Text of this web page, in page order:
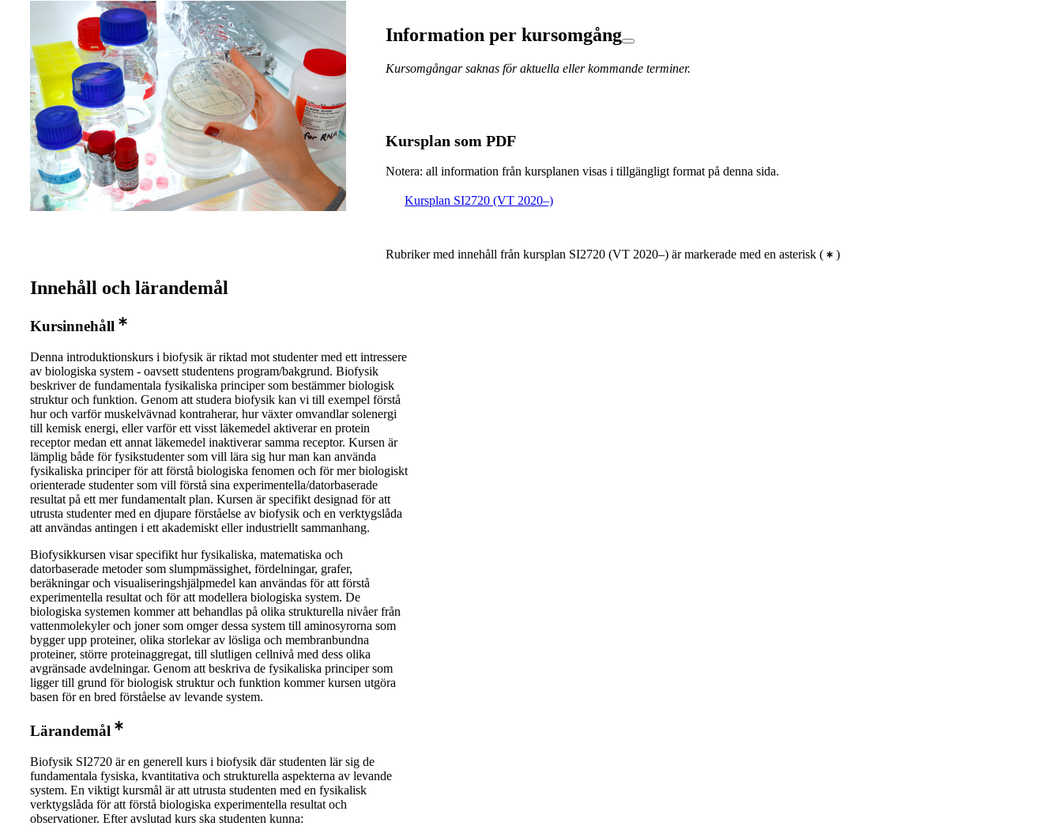
Information per kursomgång
Kursomgångar saknas för aktuella eller kommande terminer.
Kursplan som PDF
Notera: all information från kursplanen visas i tillgängligt format på denna sida.
Kursplan SI2720 (VT 2020–)
Rubriker med innehåll från kursplan SI2720 (VT 2020–) är markerade med en asterisk ( )
Innehåll och lärandemål
Kursinnehåll
Denna introduktionskurs i biofysik är riktad mot studenter med ett intressere
av biologiska system - oavsett studentens program/bakgrund. Biofysik
beskriver de fundamentala fysikaliska principer som bestämmer biologisk
struktur och funktion. Genom att studera biofysik kan vi till exempel förstå
hur och varför muskelvävnad kontraherar, hur växter omvandlar solenergi
till kemisk energi, eller varför ett visst läkemedel aktiverar en protein
receptor medan ett annat läkemedel inaktiverar samma receptor. Kursen är
lämplig både för fysikstudenter som vill lära sig hur man kan använda
fysikaliska principer för att förstå biologiska fenomen och för mer biologiskt
orienterade studenter som vill förstå sina experimentella/datorbaserade
resultat på ett mer fundamentalt plan. Kursen är specifikt designad för att
utrusta studenter med en djupare förståelse av biofysik och en verktygslåda
att användas antingen i ett akademiskt eller industriellt sammanhang.
Biofysikkursen visar specifikt hur fysikaliska, matematiska och
datorbaserade metoder som slumpmässighet, fördelningar, grafer,
beräkningar och visualiseringshjälpmedel kan användas för att förstå
experimentella resultat och för att modellera biologiska system. De
biologiska systemen kommer att behandlas på olika strukturella nivåer från
vattenmolekyler och joner som omger dessa system till aminosyrorna som
bygger upp proteiner, olika storlekar av lösliga och membranbundna
proteiner, större proteinaggregat, till slutligen cellnivå med dess olika
avgränsade avdelningar. Genom att beskriva de fysikaliska principer som
ligger till grund för biologisk struktur och funktion kommer kursen utgöra
basen för en bred förståelse av levande system.
Lärandemål
Biofysik SI2720 är en generell kurs i biofysik där studenten lär sig de
fundamentala fysiska, kvantitativa och strukturella aspekterna av levande
system. En viktigt kursmål är att utrusta studenten med en fysikalisk
verktygslåda för att förstå biologiska experimentella resultat och
observationer. Efter avslutad kurs ska studenten kunna: